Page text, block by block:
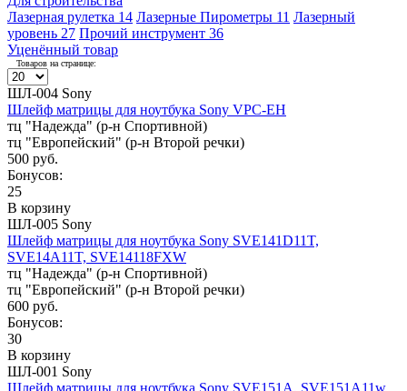
Лазерная рулетка 14 Лазерные Пирометры 11 Лазерный
уровень 27 Прочий инструмент 36
Уценённый товар
Товаров на странице:
ШЛ-004 Sony
Шлейф матрицы для ноутбука Sony VPC-EH
тц "Надежда" (р-н Спортивной)
тц "Европейский" (р-н Второй речки)
500 руб.
Бонусов:
25
В корзину
ШЛ-005 Sony
Шлейф матрицы для ноутбука Sony SVE141D11T,
SVE14A11T, SVE14118FXW
тц "Надежда" (р-н Спортивной)
тц "Европейский" (р-н Второй речки)
600 руб.
Бонусов:
30
В корзину
ШЛ-001 Sony
Шлейф матрицы для ноутбука Sony SVE151A, SVE151A11w